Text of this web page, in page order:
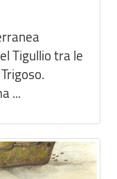
Tigullio tra le
...